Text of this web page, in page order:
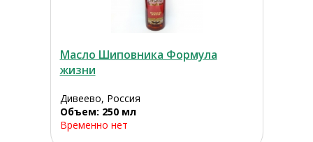
Масло Шиповника Формула
жизни
Дивеево, Россия
Объем: 250 мл
Временно нет